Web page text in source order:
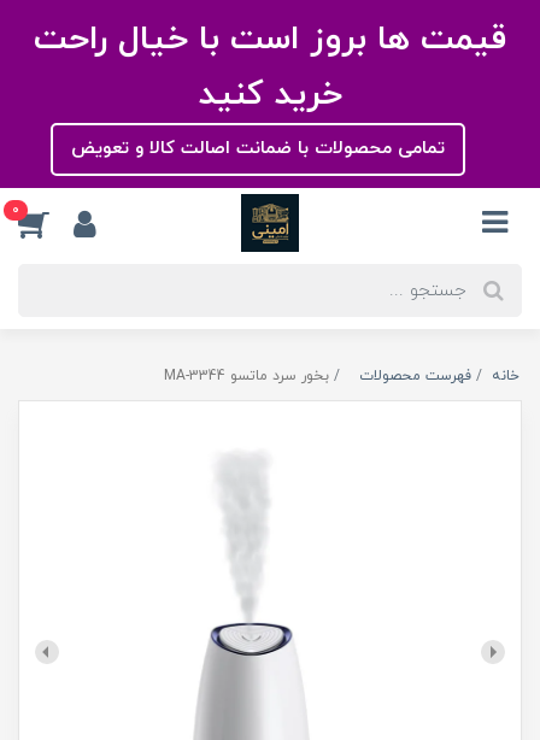
قیمت ها بروز است با خیال راحت
خرید کنید
تمامی محصولات با ضمانت اصالت کالا و تعویض
0
خانه فهرست محصولات بخور سرد ماتسو MA-3344